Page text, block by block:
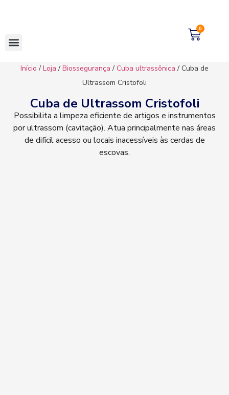
0
Início / Loja / Biossegurança / Cuba ultrassônica / Cuba de
Ultrassom Cristofoli
Cuba de Ultrassom Cristofoli
Possibilita a limpeza eficiente de artigos e instrumentos
por ultrassom (cavitação). Atua principalmente nas áreas
de difícil acesso ou locais inacessíveis às cerdas de
escovas.